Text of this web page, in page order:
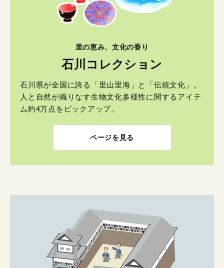
里の恵み、文化の香り
石川コレクション
石川県が全国に誇る「里山里海」と「伝統文化」。
人と自然が織りなす生物文化多様性に関するアイテ
ム約4万点をピックアップ。
ページを見る